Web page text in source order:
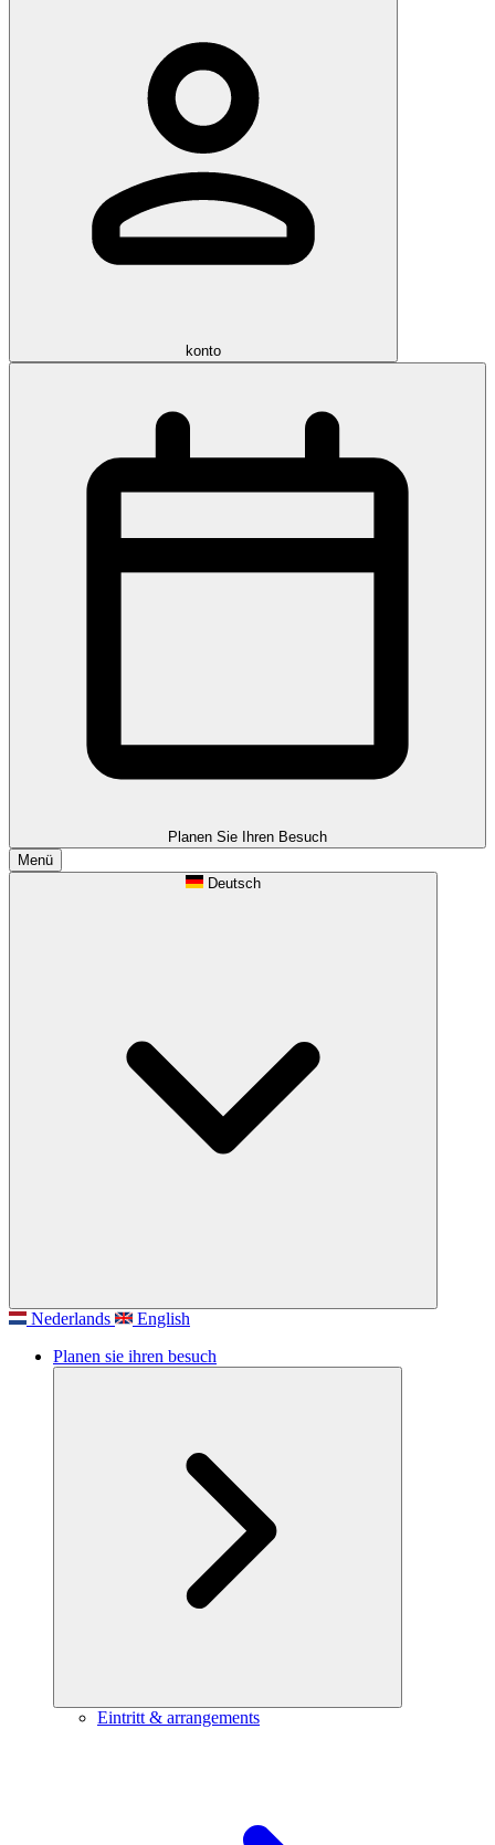
konto
Planen Sie Ihren Besuch
Menü
Deutsch
Nederlands
English
Planen sie ihren besuch
Eintritt & arrangements